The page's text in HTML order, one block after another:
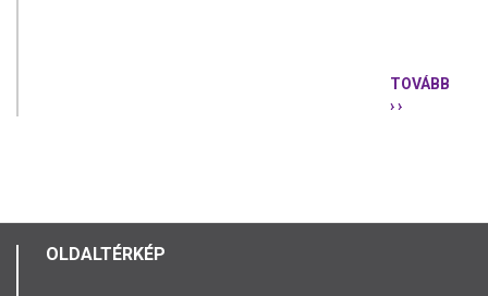
TOVÁBB
› ›
OLDALTÉRKÉP